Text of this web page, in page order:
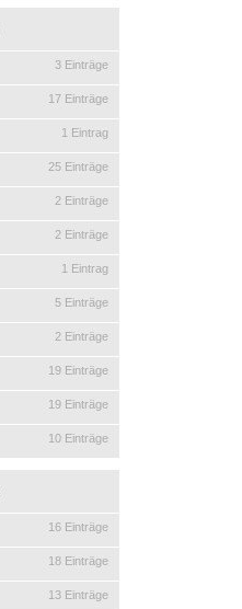
3 Einträge
17 Einträge
1 Eintrag
25 Einträge
2 Einträge
2 Einträge
1 Eintrag
5 Einträge
2 Einträge
19 Einträge
19 Einträge
10 Einträge
16 Einträge
18 Einträge
13 Einträge